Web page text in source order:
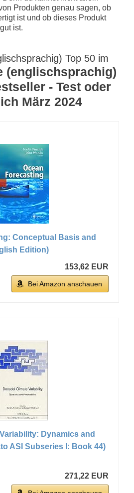
Produkten genau sagen, ob
ist und ob dieses Produkt
ist.
Top 50 im
(englischsprachig)
- Test oder
März 2024
Conceptual Basis and
Edition)
153,62 EUR
Bei Amazon anschauen
Dynamics and
ASI Subseries I: Book 44)
271,22 EUR